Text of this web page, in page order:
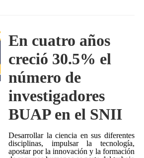
En cuatro años
creció 30.5% el
número de
investigadores
BUAP en el SNII
Desarrollar la ciencia en sus diferentes
disciplinas, impulsar la tecnología,
apostar por la innovación y la formación